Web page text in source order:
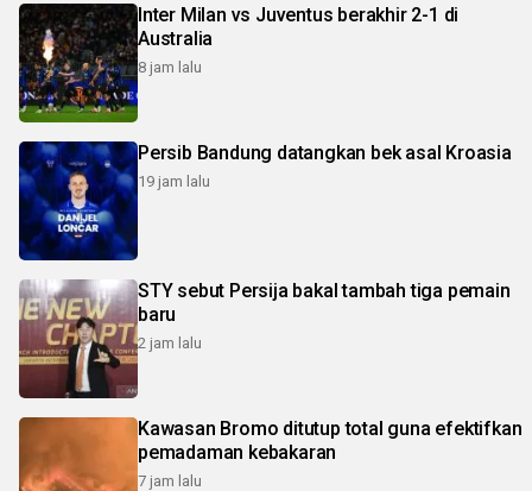
Inter Milan vs Juventus berakhir 2-1 di
Australia
8 jam lalu
Persib Bandung datangkan bek asal Kroasia
19 jam lalu
STY sebut Persija bakal tambah tiga pemain
baru
2 jam lalu
Kawasan Bromo ditutup total guna efektifkan
pemadaman kebakaran
7 jam lalu